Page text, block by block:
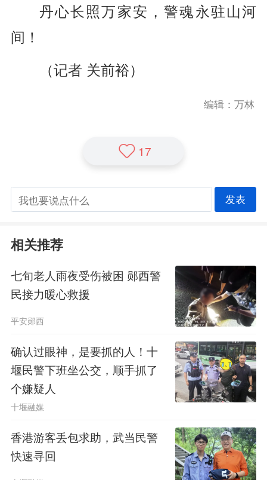
丹心长照万家安，警魂永驻山河
间！
（记者 关前裕）
编辑：万林
17
发表
相关推荐
七旬老人雨夜受伤被困 郧西警
民接力暖心救援
平安郧西
确认过眼神，是要抓的人！十
堰民警下班坐公交，顺手抓了
个嫌疑人
十堰融媒
香港游客丢包求助，武当民警
快速寻回